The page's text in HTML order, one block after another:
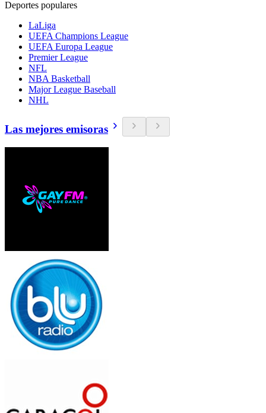
Deportes populares
LaLiga
UEFA Champions League
UEFA Europa League
Premier League
NFL
NBA Basketball
Major League Baseball
NHL
Las mejores emisoras